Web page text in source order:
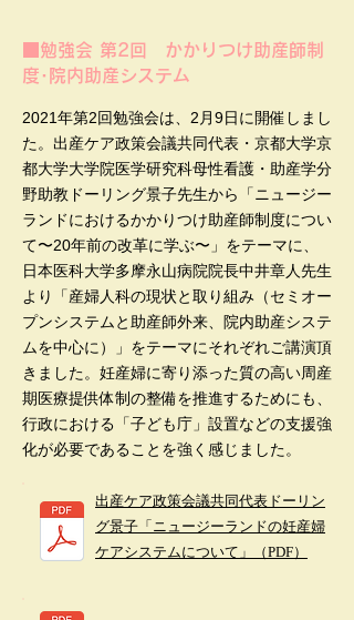
■勉強会 第2回 かかりつけ助産師制
度･院内助産システム
2021年第2回勉強会は、2月9日に開催しまし
た。出産ケア政策会議共同代表・京都大学京
都大学大学院医学研究科母性看護・助産学分
野助教ドーリング景子先生から「ニュージー
ランドにおけるかかりつけ助産師制度につい
て〜20年前の改革に学ぶ〜」をテーマに、
日本医科大学多摩永山病院院長中井章人先生
より「産婦人科の現状と取り組み（セミオー
プンシステムと助産師外来、院内助産システ
ムを中心に）」をテーマにそれぞれご講演頂
きました。妊産婦に寄り添った質の高い周産
期医療提供体制の整備を推進するためにも、
行政における「子ども庁」設置などの支援強
化が必要であることを強く感じました。
出産ケア政策会議共同代表ドーリン
グ景子「ニュージーランドの妊産婦
ケアシステムについて」（PDF）